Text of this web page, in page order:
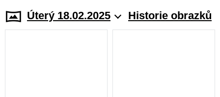
Úterý 18.02.2025 Historie obrazků